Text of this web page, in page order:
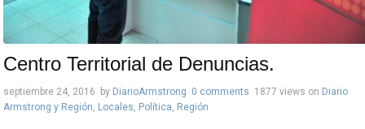
Centro Territorial de Denuncias.
septiembre 24, 2016 by DiarioArmstrong 0 comments 1877 views on Diario
Armstrong y Región, Locales, Política, Región